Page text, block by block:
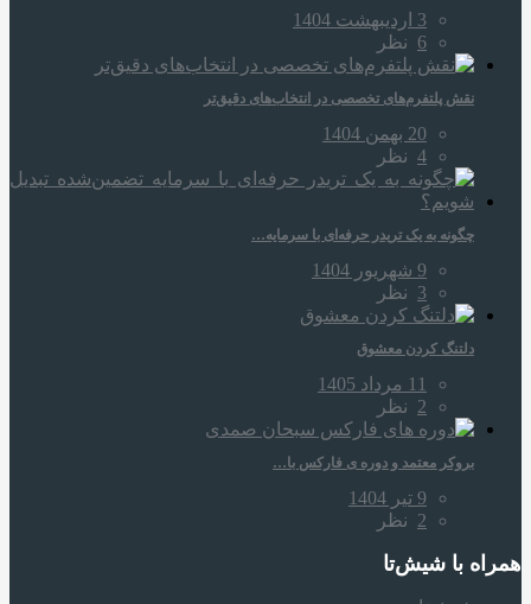
3 اردیبهشت 1404
6 نظر
نقش پلتفرم‌های تخصصی در انتخاب‌های دقیق‌تر
20 بهمن 1404
4 نظر
چگونه به یک تریدر حرفه‌ای با سرمایه…
9 شهریور 1404
3 نظر
دلتنگ کردن معشوق
11 مرداد 1405
2 نظر
بروکر معتمد و دوره‌ ی فارکس با…
9 تیر 1404
2 نظر
همراه‌ با شیش‌تا